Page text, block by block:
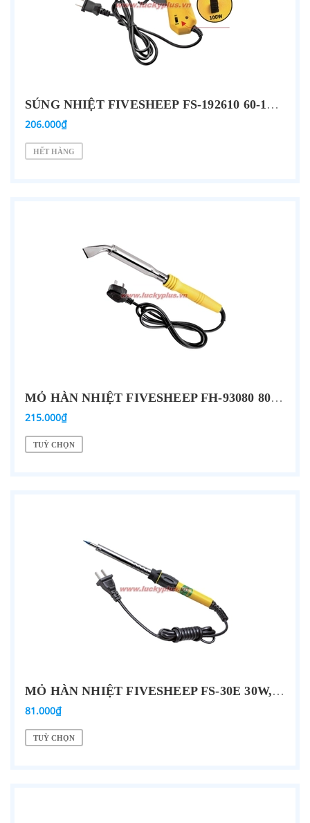
SÚNG NHIỆT FIVESHEEP FS-192610 60-100W
206.000₫
HẾT HÀNG
MỎ HÀN NHIỆT FIVESHEEP FH-93080 80W, FH-93100 100W, FH-93150 150W, FH-93200 200W…
215.000₫
TUỲ CHỌN
MỎ HÀN NHIỆT FIVESHEEP FS-30E 30W, FS-40E 40W, FS-50E 50W, FS-60E 60W…
81.000₫
TUỲ CHỌN